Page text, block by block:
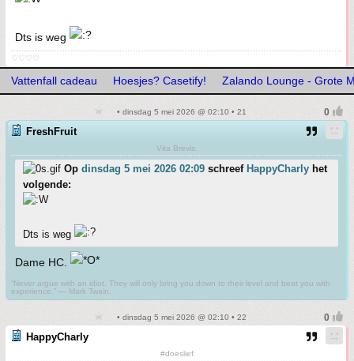
Dts is weg
♡♡♡♡
Vattenfall cadeau Hoesjes? Casetify! Zalando Lounge - Grote
• dinsdag 5 mei 2026 @ 02:10 • 21
FreshFruit
Vita Brevis.
Op dinsdag 5 mei 2026 02:09 schreef HappyCharly het
volgende:
Dts is weg
Dame HC.
“Never argue with an idiot. They will only bring you down to their level and beat you with
experience.” ― Mark Twain.
• dinsdag 5 mei 2026 @ 02:10 • 22
HappyCharly
#doeslief